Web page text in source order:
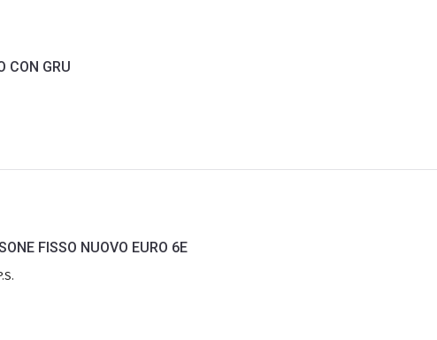
CON GRU
FISSO NUOVO EURO 6E